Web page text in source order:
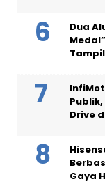
Dua
Tampil
Drive
Gaya